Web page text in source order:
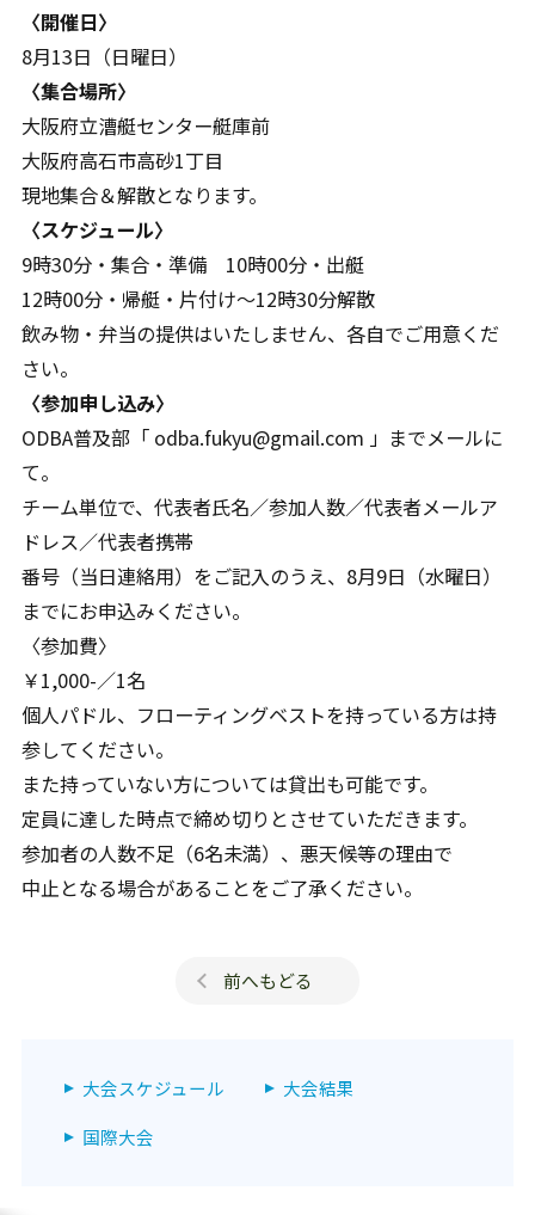
〈開催日〉
8月13日（日曜日）
〈集合場所〉
大阪府立漕艇センター艇庫前
大阪府高石市高砂1丁目
現地集合＆解散となります。
〈スケジュール〉
9時30分・集合・準備 10時00分・出艇
12時00分・帰艇・片付け～12時30分解散
飲み物・弁当の提供はいたしません、各自でご用意くだ
さい。
〈参加申し込み〉
ODBA普及部「 odba.fukyu@gmail.com 」までメールに
て。
チーム単位で、代表者氏名／参加人数／代表者メールア
ドレス／代表者携帯
番号（当日連絡用）をご記入のうえ、8月9日（水曜日）
までにお申込みください。
〈参加費〉
￥1,000-／1名
個人パドル、フローティングベストを持っている方は持
参してください。
また持っていない方については貸出も可能です。
定員に達した時点で締め切りとさせていただきます。
参加者の人数不足（6名未満）、悪天候等の理由で
中止となる場合があることをご了承ください。
前へもどる
大会スケジュール
大会結果
国際大会